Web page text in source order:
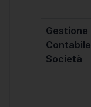
Gestione
Contabile
Società